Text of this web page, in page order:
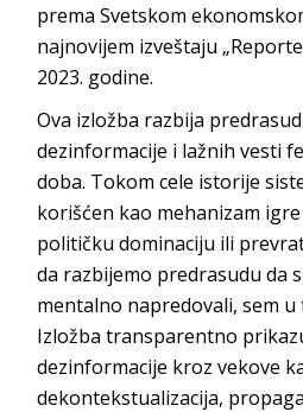
prema Svetskom
najnovijem izveštaju
2023. godine.
Ova izložba razbija
dezinformacije i lažnih vesti
doba. Tokom cele istorije
korišćen kao mehanizam
političku dominaciju ili
da razbijemo predrasudu da
mentalno napredovali, sem
Izložba transparentno
dezinformacije kroz vekove
dekontekstualizacija,